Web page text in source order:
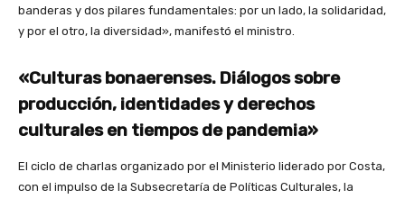
banderas y dos pilares fundamentales: por un lado, la solidaridad,
y por el otro, la diversidad», manifestó el ministro.
«Culturas bonaerenses. Diálogos sobre
producción, identidades y derechos
culturales en tiempos de pandemia»
El ciclo de charlas organizado por el Ministerio liderado por Costa,
con el impulso de la Subsecretaría de Políticas Culturales, la